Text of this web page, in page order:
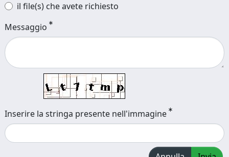
il file(s) che avete richiesto
Messaggio
Inserire la stringa presente nell'immagine